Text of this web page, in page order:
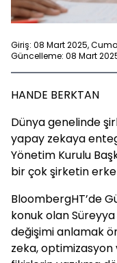
Giriş: 08 Mart 2025,
Güncelleme: 08 Mart
HANDE BERKTAN
Dünya genelinde
yapay zekaya
Yönetim Kurulu
bir çok şirketin
BloombergHT’de
konuk olan
değişimi anlamak
zeka, optimizasyon